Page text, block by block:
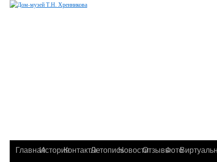
ГлавнаяИсторияКонтактыЛетописьНовостиОтзывыФото